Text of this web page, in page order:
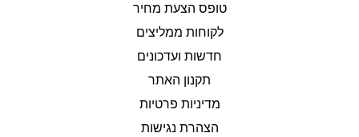
טופס הצעת מחיר
לקוחות ממליצים
חדשות ועדכונים
תקנון האתר
מדיניות פרטיות
הצהרת נגישות